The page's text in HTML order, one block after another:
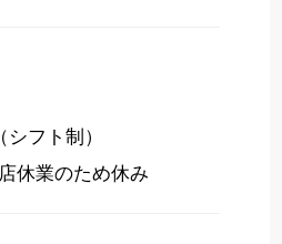
フト制）
休業のため休み